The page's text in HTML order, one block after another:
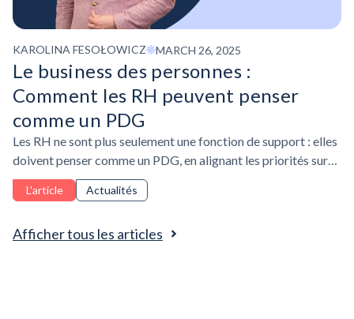
Afficher tous les articles
KAROLINA FESOŁOWICZ MARCH 26, 2025
Le business des personnes :
Comment les RH peuvent penser
comme un PDG
Les RH ne sont plus seulement une fonction de support : elles
doivent penser comme un PDG, en alignant les priorités sur
les objectifs commerciaux, en gérant les ressources de
manière stratégique et en démontrant leur impact.
L'article Actualités